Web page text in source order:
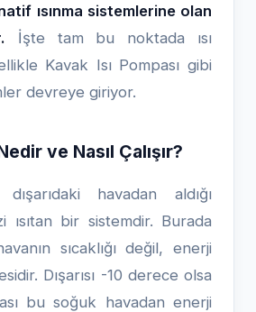
ısınma sistemlerine olan
İşte tam bu noktada ısı
Kavak Isı Pompası gibi
devreye giriyor.
ve Nasıl Çalışır?
havadan aldığı
ısıtan bir sistemdir. Burada
sıcaklığı değil, enerji
Dışarısı -10 derece olsa
bu soğuk havadan enerji